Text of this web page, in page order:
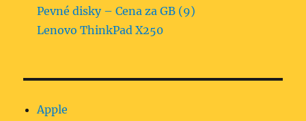
Pevné disky – Cena za GB (9)
Lenovo ThinkPad X250
Apple